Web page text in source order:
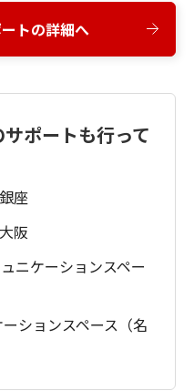
トの詳細へ
ポートも行って
座
阪
ニケーションスペー
ションスペース（名